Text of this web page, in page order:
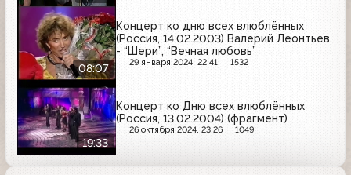
08:07
Концерт ко дню всех влюблённых
(Россия, 14.02.2003) Валерий Леонтьев
- “Шери”, “Вечная любовь”
29 января 2024, 22:41 1532
19:33
Концерт ко Дню всех влюблённых
(Россия, 13.02.2004) (фрагмент)
26 октября 2024, 23:26 1049